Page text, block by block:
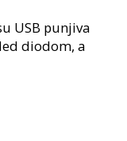
USB punjiva
diodom, a